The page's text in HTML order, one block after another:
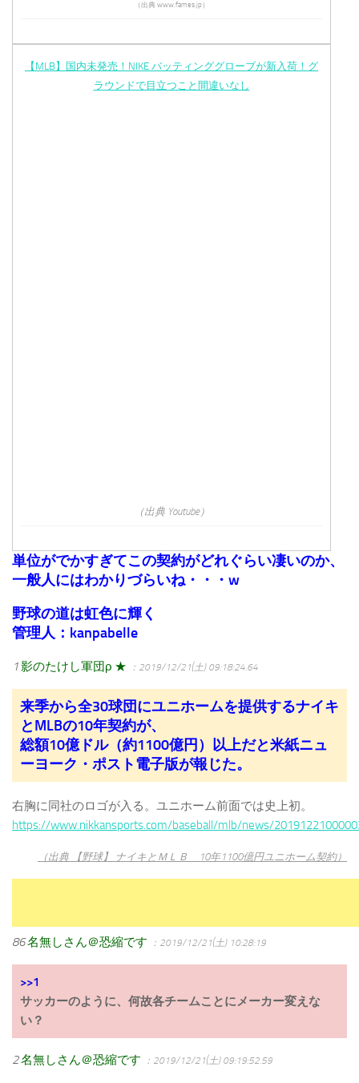
（出典 www.fames.jp）
【MLB】国内未発売！NIKE バッティンググローブが新入荷！グ
ラウンドで目立つこと間違いなし
（出典 Youtube）
単位がでかすぎてこの契約がどれぐらい凄いのか、
一般人にはわかりづらいね・・・w
野球の道は虹色に輝く
管理人：kanpabelle
1影のたけし軍団ρ ★ ：2019/12/21(土) 09:18:24.64
来季から全30球団にユニホームを提供するナイキ
とMLBの10年契約が、
総額10億ドル（約1100億円）以上だと米紙ニュ
ーヨーク・ポスト電子版が報じた。
右胸に同社のロゴが入る。ユニホーム前面では史上初。
https://www.nikkansports.com/baseball/mlb/news/
（出典 【野球】 ナイキとＭＬＢ 10年1100億円ユニホーム契約）
86名無しさん＠恐縮です ：2019/12/21(土) 10:28:19
>>1
サッカーのように、何故各チームことにメーカー変えな
い？
2名無しさん＠恐縮です ：2019/12/21(土) 09:19:52.59